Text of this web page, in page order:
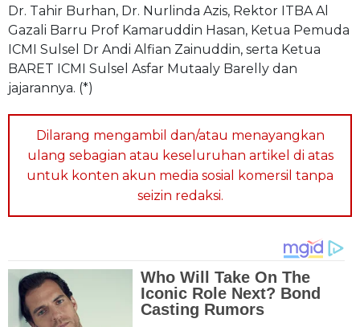
Dr. Tahir Burhan, Dr. Nurlinda Azis, Rektor ITBA Al
Gazali Barru Prof Kamaruddin Hasan, Ketua Pemuda
ICMI Sulsel Dr Andi Alfian Zainuddin, serta Ketua
BARET ICMI Sulsel Asfar Mutaaly Barelly dan
jajarannya. (*)
Dilarang mengambil dan/atau menayangkan
ulang sebagian atau keseluruhan artikel di atas
untuk konten akun media sosial komersil tanpa
seizin redaksi.